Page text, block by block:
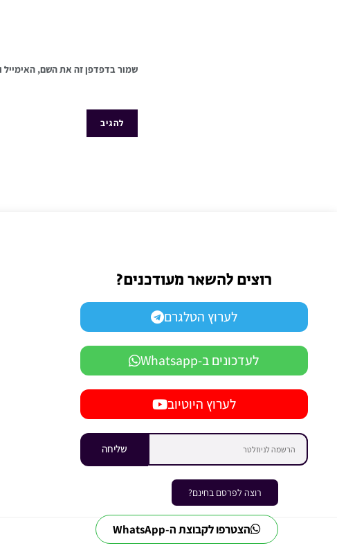
שמור בדפדפן זה את השם,
הצטרפו לקבוצת ה-WhatsApp
רוצה לפרסם בחינם?
רוצים להשאר מעודכנים?
לערוץ הטלגרם
לעדכונים ב-Whatsapp
לערוץ היוטיוב
שליחה